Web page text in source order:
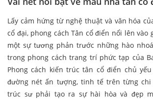
Lấy cảm hứng từ nghệ thuật và văn hóa
cổ đại, phong cách Tân cổ điển nổi lên vào
một sự tương phản trước những hào
trong phong cách trang trí phức tạp của
Phong cách kiến trúc tân cổ điển chủ
đường nét ấn tượng, tinh tế trên từng chi
trúc sư phải tạo ra sự hài hòa và đẹp